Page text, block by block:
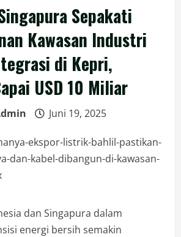
Sepakati
Kawasan Industri
di Kepri,
USD 10 Miliar
Juni 19, 2025
dan Singapura dalam
energi bersih semakin